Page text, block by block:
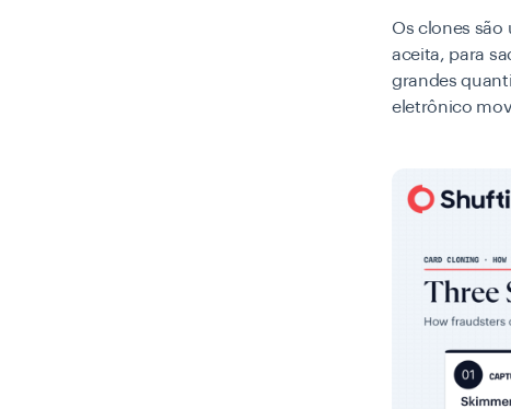
Os clones são
aceita, para
grandes
eletrônico